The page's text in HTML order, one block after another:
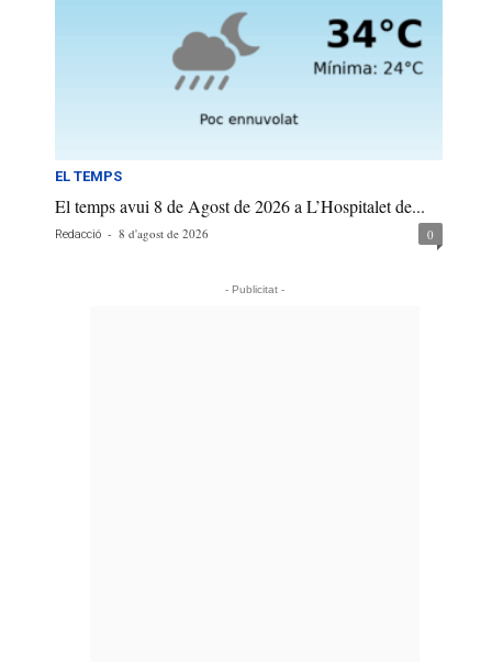
EL TEMPS
El temps avui 8 de Agost de 2026 a L’Hospitalet de...
Redacció - 8 d'agost de 2026 0
- Publicitat -